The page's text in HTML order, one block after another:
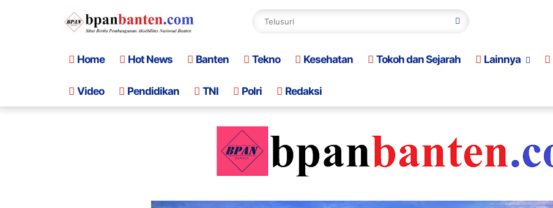
Home Hot News Banten Tekno Kesehatan Tokoh dan Sejarah Lainnya
Video Pendidikan TNI Polri Redaksi